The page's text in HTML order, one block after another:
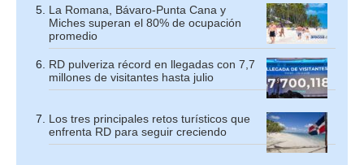
La Romana, Bávaro-Punta Cana y
Miches superan el 80% de ocupación
promedio
RD pulveriza récord en llegadas con 7,7
millones de visitantes hasta julio
Los tres principales retos turísticos que
enfrenta RD para seguir creciendo